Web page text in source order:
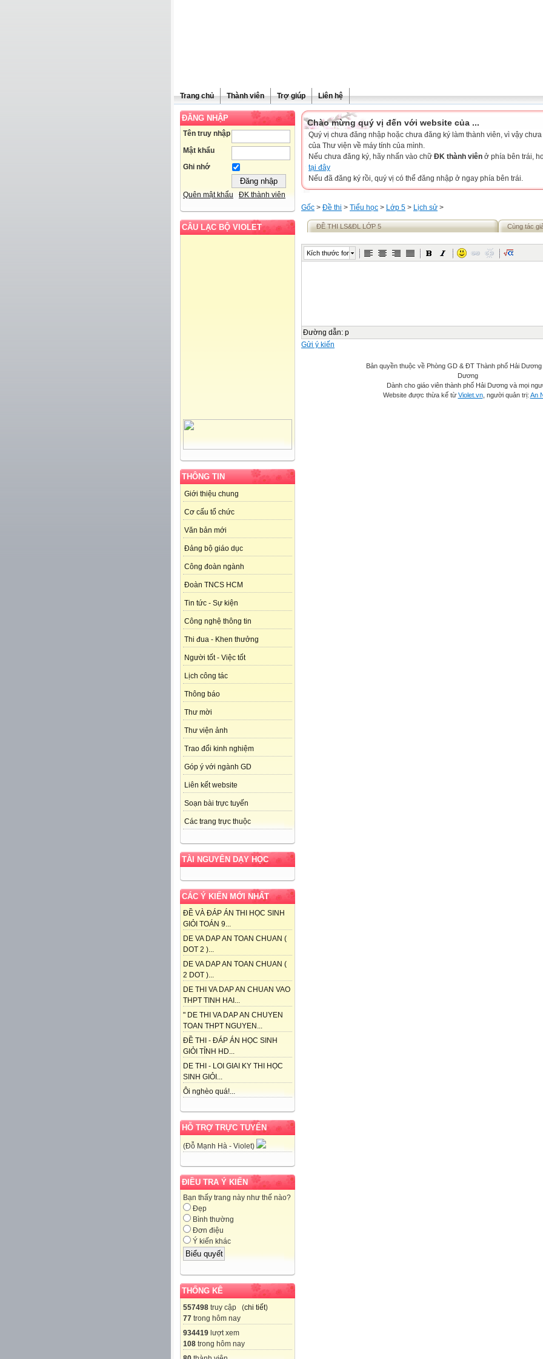
Trang chủ Thành viên Trợ giúp Liên hệ
ĐĂNG NHẬP
Tên truy nhập
Mật khẩu
Ghi nhớ
Quên mật khẩu ĐK thành viên
CÂU LẠC BỘ VIOLET
THÔNG TIN
Giới thiệu chung
Cơ cấu tổ chức
Văn bản mới
Đảng bộ giáo dục
Công đoàn ngành
Đoàn TNCS HCM
Tin tức - Sự kiện
Công nghệ thông tin
Thi đua - Khen thưởng
Người tốt - Việc tốt
Lịch công tác
Thông báo
Thư mời
Thư viện ảnh
Trao đổi kinh nghiệm
Góp ý với ngành GD
Liên kết website
Soạn bài trực tuyến
Các trang trực thuộc
TÀI NGUYÊN DẠY HỌC
CÁC Ý KIẾN MỚI NHẤT
ĐỀ VÀ ĐÁP ÁN THI HỌC SINH
GIỎI TOÁN 9...
DE VA DAP AN TOAN CHUAN (
DOT 2 )...
DE VA DAP AN TOAN CHUAN (
2 DOT )...
DE THI VA DAP AN CHUAN VAO
THPT TINH HAI...
" DE THI VA DAP AN CHUYEN
TOAN THPT NGUYEN...
ĐỀ THI - ĐÁP ÁN HỌC SINH
GIỎI TỈNH HD...
DE THI - LOI GIAI KY THI HỌC
SINH GIỎI...
Ôi nghèo quá!...
HỖ TRỢ TRỰC TUYẾN
(Đỗ Mạnh Hà - Violet)
ĐIỀU TRA Ý KIẾN
Bạn thấy trang này như thế nào?
Đẹp
Bình thường
Đơn điệu
Ý kiến khác
THỐNG KÊ
557498 truy cập (chi tiết)
77 trong hôm nay
934419 lượt xem
108 trong hôm nay
Chào mừng quý vị đến với website của ...
Quý vị chưa đăng nhập hoặc chưa đăng ký làm thành viên, vì vậy
của Thư viện về máy tính của mình.
Nếu chưa đăng ký, hãy nhấn vào chữ ĐK thành viên ở phía bên trái,
tại đây
Nếu đã đăng ký rồi, quý vị có thể đăng nhập ở ngay phía bên trái.
Gốc > Đề thi > Tiểu học > Lớp 5 > Lịch sử >
ĐỀ THI LS&ĐL LỚP 5 Cùng tác
Kích thước font
Đường dẫn: p
Gửi ý kiến
Bản quyền thuộc về Phòng GD & ĐT Thành phố Hải Dương
Dương
Dành cho giáo viên thành phố Hải Dương và mọi
Website được thừa kế từ Violet.vn, người quản trị: An